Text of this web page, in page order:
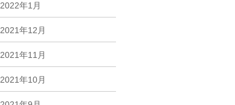
2022年1月
2021年12月
2021年11月
2021年10月